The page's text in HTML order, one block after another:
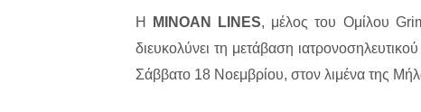
Η MINOAN LINES, μέλος του Ομίλου
διευκολύνει τη μετάβαση
Σάββατο 18 Νοεμβρίου, στον λιμένα της